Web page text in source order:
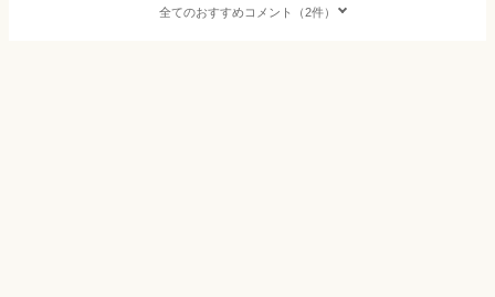
全てのおすすめコメント（2件）